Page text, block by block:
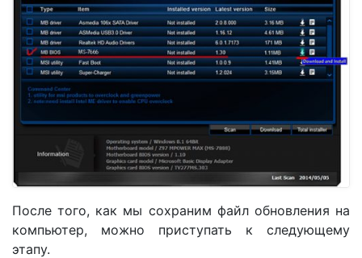
После того, как мы сохраним файл обновления на
компьютер, можно приступать к следующему
этапу.